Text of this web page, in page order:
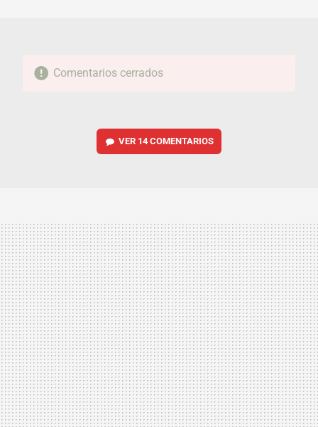
Comentarios cerrados
VER 14 COMENTARIOS